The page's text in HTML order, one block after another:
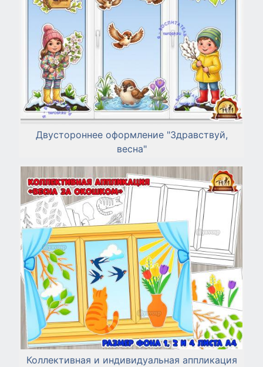
Двустороннее оформление "Здравствуй,
весна"
Коллективная и индивидуальная аппликация